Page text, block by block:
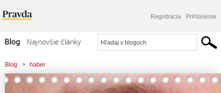
Registrácia Prihlásenie
Blog
Najnovšie články
Najčítanejšie články
Najkomentovanejšie články
Blog > haber